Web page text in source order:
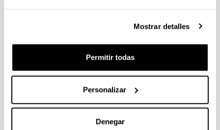
Mostrar detalles
Permitir todas
Personalizar
Denegar
Egialde, Itziar Alkorta Idiakez, Magdalena Goiria
Elorrieta, Laura Sancho Martínez
desde 2022 hasta 2025
Eusko Jaurlaritza / Gobierno Vasco
Importe total: